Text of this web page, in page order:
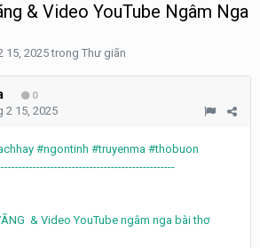
& Video YouTube Ngâm Nga
15, 2025trong Thư giãn
0
2 15, 2025
#ngontinh #truyenma #thobuon
& Video YouTube ngâm nga bài thơ